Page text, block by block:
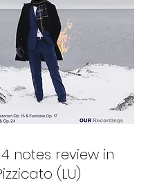
notes review in
(LU)